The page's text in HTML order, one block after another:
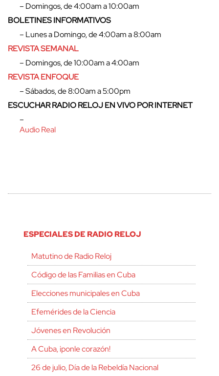
cerrar
– Domingos, de 4:00am a 10:00am
BOLETINES INFORMATIVOS
– Lunes a Domingo, de 4:00am a 8:00am
REVISTA SEMANAL
– Domingos, de 10:00am a 4:00am
REVISTA ENFOQUE
– Sábados, de 8:00am a 5:00pm
ESCUCHAR RADIO RELOJ EN VIVO POR INTERNET
–
Audio Real
ESPECIALES DE RADIO RELOJ
Matutino de Radio Reloj
Código de las Familias en Cuba
Elecciones municipales en Cuba
Efemérides de la Ciencia
Jóvenes en Revolución
A Cuba, ¡ponle corazón!
26 de julio, Día de la Rebeldía Nacional